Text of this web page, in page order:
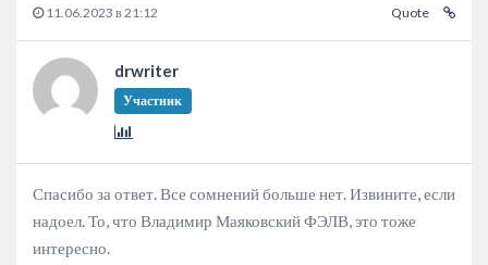
11.06.2023 в 21:12 Quote
drwriter
Участник
Спасибо за ответ. Все сомнений больше нет. Извините, если
надоел. То, что Владимир Маяковский ФЭЛВ, это тоже
интересно.